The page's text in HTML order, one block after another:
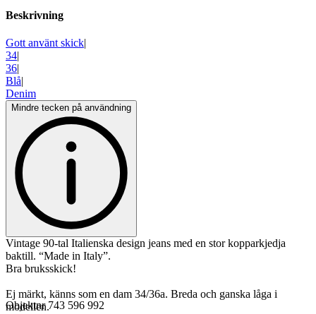
Beskrivning
Gott använt skick|
34|
36|
Blå|
Denim
Mindre tecken på användning
Vintage 90-tal Italienska design jeans med en stor kopparkjedja
baktill. “Made in Italy”.
Bra bruksskick!
Ej märkt, känns som en dam 34/36a. Breda och ganska låga i
modellen.
Objektnr 743 596 992